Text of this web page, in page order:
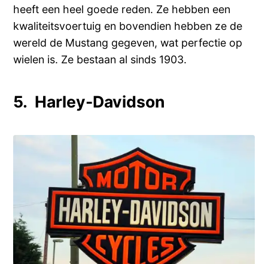
heeft een heel goede reden. Ze hebben een
kwaliteitsvoertuig en bovendien hebben ze de
wereld de Mustang gegeven, wat perfectie op
wielen is. Ze bestaan al sinds 1903.
5. Harley-Davidson